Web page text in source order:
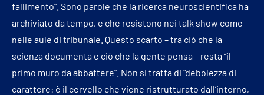
fallimento”. Sono parole che la ricerca neuroscientifica ha
archiviato da tempo, e che resistono nei talk show come
nelle aule di tribunale. Questo scarto – tra ciò che la
scienza documenta e ciò che la gente pensa – resta “il
primo muro da abbattere”. Non si tratta di “debolezza di
carattere: è il cervello che viene ristrutturato dall’interno,